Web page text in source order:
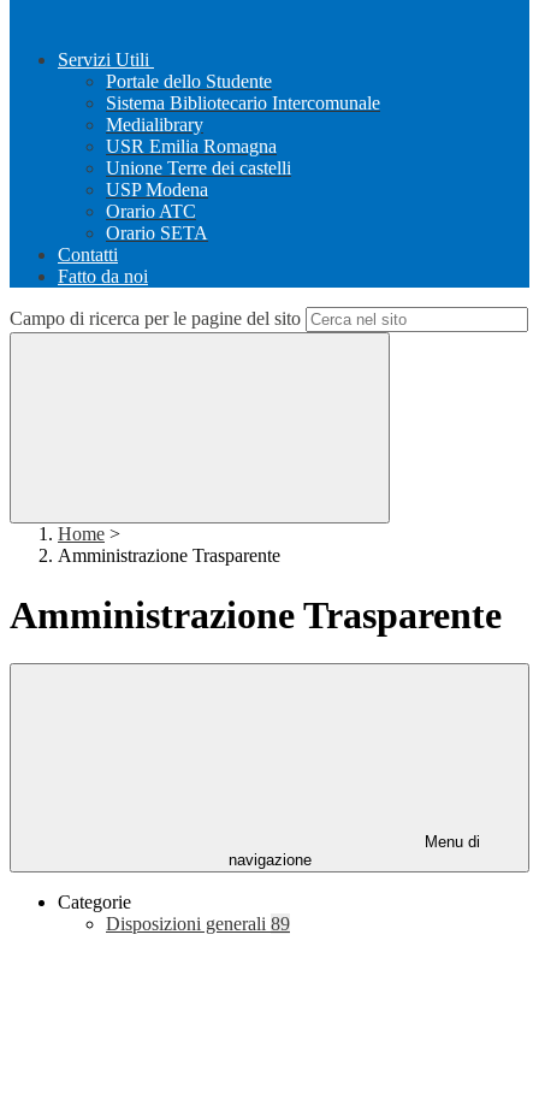
Servizi Utili
Portale dello Studente
Sistema Bibliotecario Intercomunale
Medialibrary
USR Emilia Romagna
Unione Terre dei castelli
USP Modena
Orario ATC
Orario SETA
Contatti
Fatto da noi
Campo di ricerca per le pagine del sito
Home >
Amministrazione Trasparente
Amministrazione Trasparente
Menu di
navigazione
Categorie
Disposizioni generali 89